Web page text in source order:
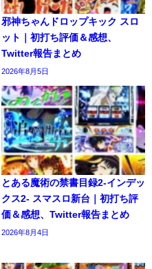
邪神ちゃんドロップキック スロ
ット｜初打ち評価＆感想、
Twitter報告まとめ
2026年8月5日
とある魔術の禁書目録2-インデッ
クス2- スマスロ新台｜初打ち評
価＆感想、Twitter報告まとめ
2026年8月4日